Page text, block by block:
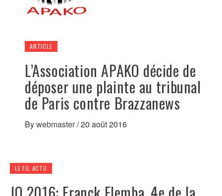
ARTICLE
L’Association APAKO décide de
déposer une plainte au tribunal
de Paris contre Brazzanews
Bywebmaster/20 août 2016
LE FIL ACTU